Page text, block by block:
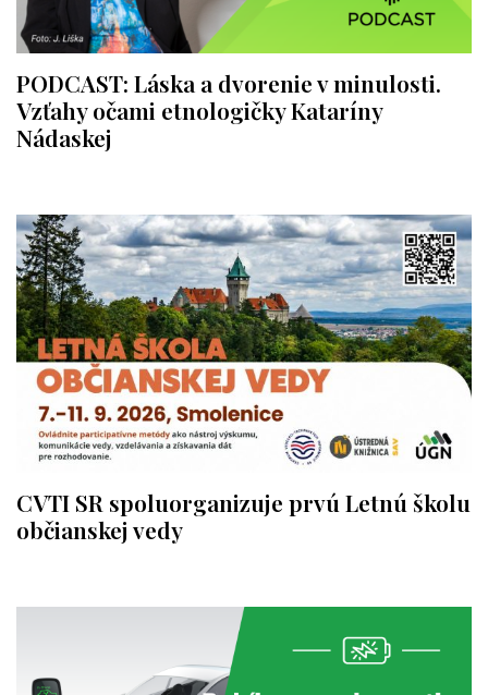
PODCAST: Láska a dvorenie v minulosti.
Vzťahy očami etnologičky Kataríny
Nádaskej
CVTI SR spoluorganizuje prvú Letnú školu
občianskej vedy